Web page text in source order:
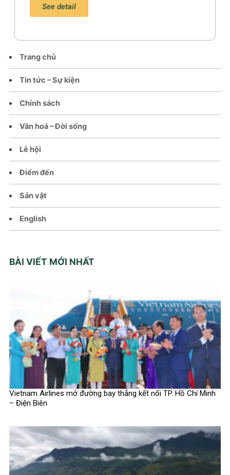
Trang chủ
Tin tức – Sự kiện
Chính sách
Văn hoá – Đời sống
Lễ hội
Điểm đến
Sản vật
English
BÀI VIẾT MỚI NHẤT
Vietnam Airlines mở đường bay thẳng kết nối TP. Hồ Chí Minh
– Điện Biên
See detail